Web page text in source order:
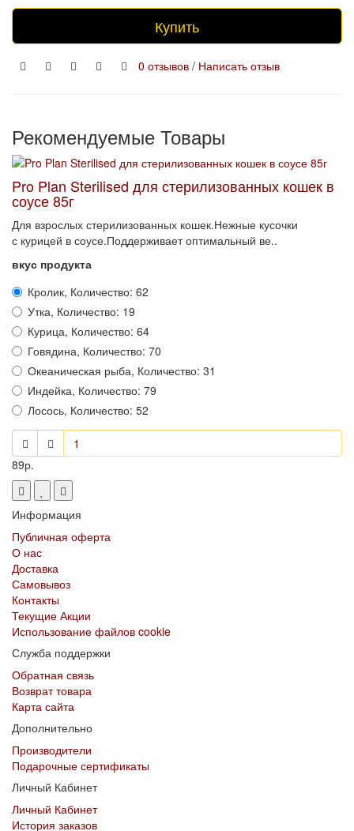
Купить
0 отзывов / Написать отзыв
Рекомендуемые Товары
Pro Plan Sterilised для стерилизованных кошек в
соусе 85г
Для взрослых стерилизованных кошек.Нежные кусочки
с курицей в соусе.Поддерживает оптимальный ве..
вкус продукта
Кролик, Количество: 62
Утка, Количество: 19
Курица, Количество: 64
Говядина, Количество: 70
Океаническая рыба, Количество: 31
Индейка, Количество: 79
Лосось, Количество: 52
89р.
Информация
Публичная оферта
О нас
Доставка
Самовывоз
Контакты
Текущие Акции
Использование файлов cookie
Служба поддержки
Обратная связь
Возврат товара
Карта сайта
Дополнительно
Производители
Подарочные сертификаты
Личный Кабинет
Личный Кабинет
История заказов